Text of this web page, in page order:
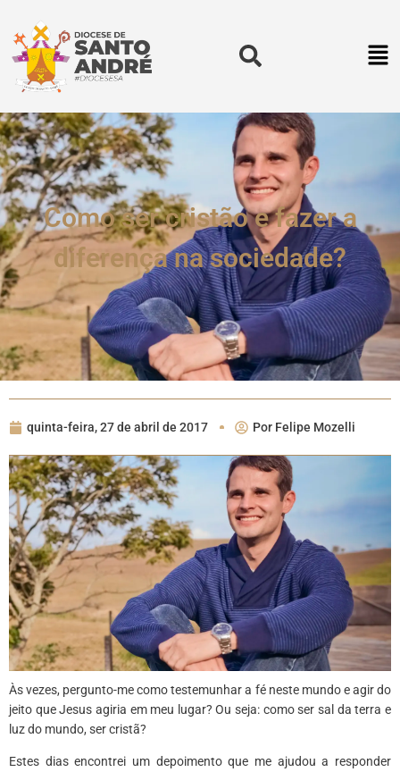
Como ser cristão e fazer a
diferença na sociedade?
quinta-feira, 27 de abril de 2017 Por Felipe Mozelli
Às vezes, pergunto-me como testemunhar a fé neste mundo e agir do
jeito que Jesus agiria em meu lugar? Ou seja: como ser sal da terra e
luz do mundo, ser cristã?
Estes dias encontrei um depoimento que me ajudou a responder